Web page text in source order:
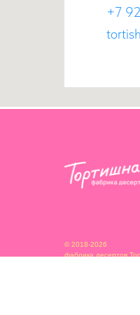
+7
© 2018-2026
фабрика десертов